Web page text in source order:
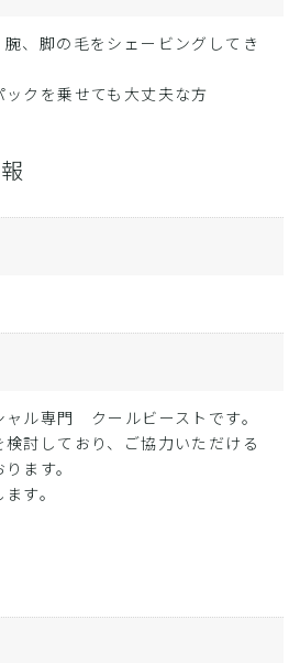
、脚の毛をシェービングしてき
クを乗せても大丈夫な方
ル専門 クールビーストです。
討しており、ご協力いただける
ます。
す。